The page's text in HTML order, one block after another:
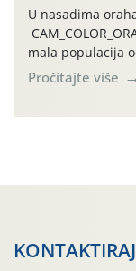
U nasadima
mala populacija
(Rhagoletis
činjenicom da je
Pročitajte više